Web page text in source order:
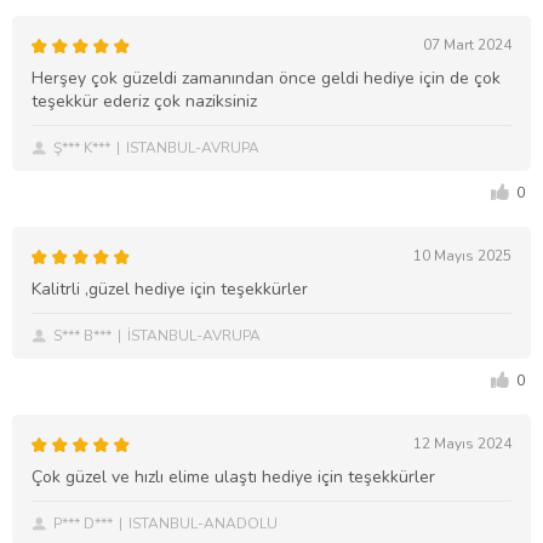
07 Mart 2024
Herşey çok güzeldi zamanından önce geldi hediye için de çok
teşekkür ederiz çok naziksiniz
Ş*** K*** ISTANBUL-AVRUPA
0
10 Mayıs 2025
Kalitrli ,güzel hediye için teşekkürler
S*** B*** İSTANBUL-AVRUPA
0
12 Mayıs 2024
Çok güzel ve hızlı elime ulaştı hediye için teşekkürler
P*** D*** ISTANBUL-ANADOLU